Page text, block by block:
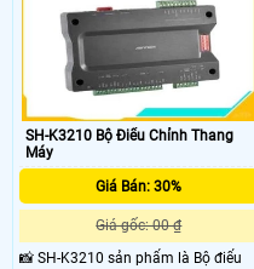
SH-K3210 Bộ Điểu Chỉnh Thang
Máy
Giá Bán: 30%
Giá gốc: 00 ₫
📸 SH-K3210 sản phẩm là Bộ điểu